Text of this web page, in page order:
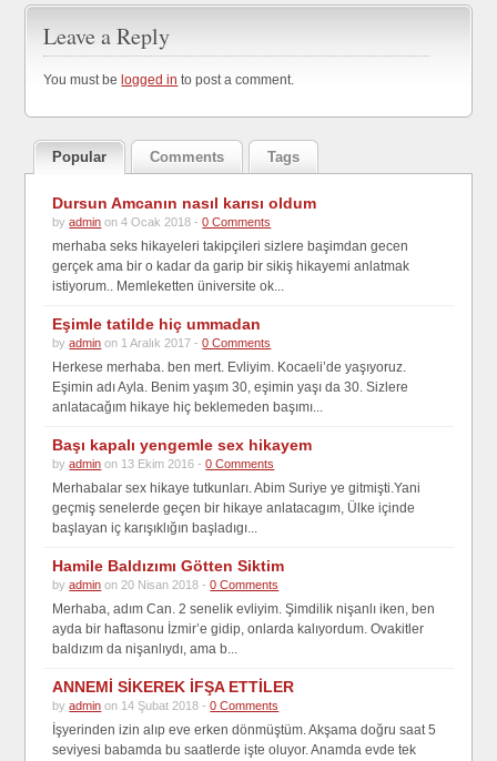
Leave a Reply
You must be logged in to post a comment.
Popular Comments Tags
Dursun Amcanın nasıl karısı oldum
byadmin on 4 Ocak 2018 -0 Comments
merhaba seks hikayeleri takipçileri sizlere başimdan gecen
gerçek ama bir o kadar da garip bir sikiş hikayemi anlatmak
istiyorum.. Memleketten üniversite ok...
Eşimle tatilde hiç ummadan
byadmin on 1 Aralık 2017 -0 Comments
Herkese merhaba. ben mert. Evliyim. Kocaeli’de yaşıyoruz.
Eşimin adı Ayla. Benim yaşım 30, eşimin yaşı da 30. Sizlere
anlatacağım hikaye hiç beklemeden başımı...
Başı kapalı yengemle sex hikayem
byadmin on 13 Ekim 2016 -0 Comments
Merhabalar sex hikaye tutkunları. Abim Suriye ye gitmişti.Yani
geçmiş senelerde geçen bir hikaye anlatacagım, Ülke içinde
başlayan iç karışıklığın başladıgı...
Hamile Baldızımı Götten Siktim
byadmin on 20 Nisan 2018 -0 Comments
Merhaba, adım Can. 2 senelik evliyim. Şimdilik nişanlı iken, ben
ayda bir haftasonu İzmir’e gidip, onlarda kalıyordum. Ovakitler
baldızım da nişanlıydı, ama b...
ANNEMİ SİKEREK İFŞA ETTİLER
byadmin on 14 Şubat 2018 -0 Comments
İşyerinden izin alıp eve erken dönmüştüm. Akşama doğru saat 5
seviyesi babamda bu saatlerde işte oluyor. Anamda evde tek